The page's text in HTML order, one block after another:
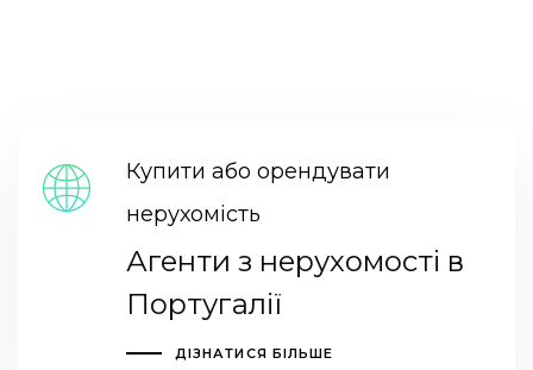
Купити або орендувати
нерухомість
Агенти з нерухомості в
Португалії
ДІЗНАТИСЯ БІЛЬШЕ